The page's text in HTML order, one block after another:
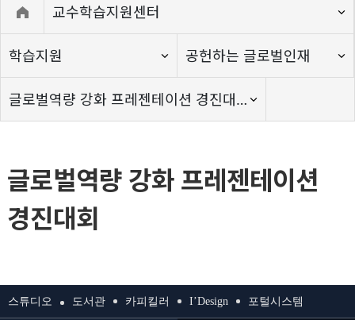
교수학습지원센터
학습지원 공헌하는 글로벌인재
글로벌역량 강화 프레젠테이션 경진대회
글로벌역량 강화 프레젠테이션
경진대회
스튜디오 도서관 카피킬러 I’Design 포털시스템